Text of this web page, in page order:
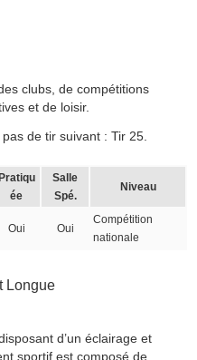
clubs, de compétitions
et de loisir.
de tir suivant : Tir 25.
Pratiqu
ée
Salle
Spé.
Niveau
Oui Oui
Compétition
nationale
Longue
d’un éclairage et
sportif est composé de